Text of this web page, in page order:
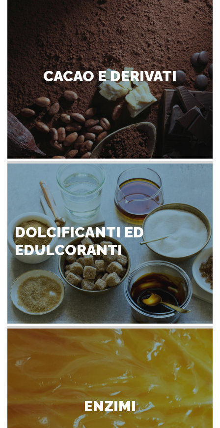
CACAO E DERIVATI
DOLCIFICANTI ED
EDULCORANTI
ENZIMI